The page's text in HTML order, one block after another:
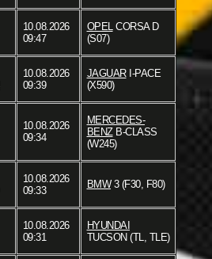
10.08.2026
09:47
OPELCORSA D
(S07)
10.08.2026
09:39
JAGUARI-PACE
(X590)
10.08.2026
09:34
MERCEDES-
BENZB-CLASS
(W245)
10.08.2026
09:33
BMW3 (F30, F80)
10.08.2026
09:31
HYUNDAI
TUCSON (TL, TLE)